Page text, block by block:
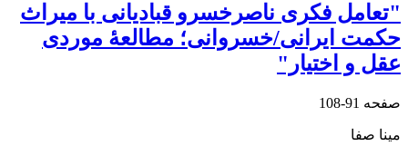
"تعامل فکری ناصرخسرو قبادیانی با میراث
حکمت ایرانی/خسروانی؛ مطالعۀ موردی
عقل و اختیار"
صفحه 91-108
مینا صفا